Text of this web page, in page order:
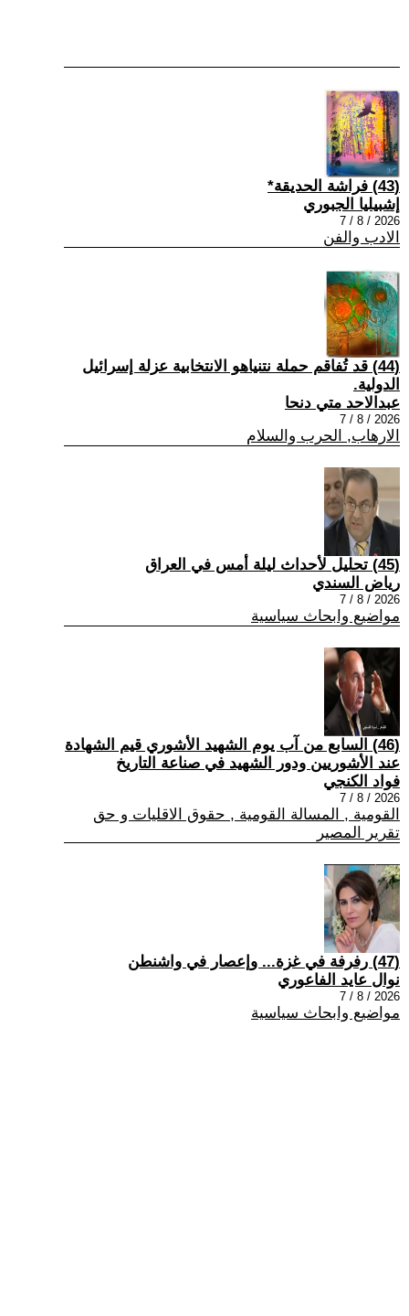
(43) فراشة الحديقة*
إشبيليا الجبوري
2026 / 8 / 7
الادب والفن
(44) قد تُفاقم حملة نتنياهو الانتخابية عزلة إسرائيل
الدولية.
عبدالاحد متي دنحا
2026 / 8 / 7
الارهاب, الحرب والسلام
(45) تحليل لأحداث ليلة أمس في العراق
رياض السندي
2026 / 8 / 7
مواضيع وابحاث سياسية
(46) السابع من آب يوم الشهيد الأشوري قيم الشهادة
عند الأشوريين ودور الشهيد في صناعة التاريخ
فواد الكنجي
2026 / 8 / 7
القومية , المسالة القومية , حقوق الاقليات و حق
تقرير المصير
(47) رفرفة في غزة... وإعصار في واشنطن
نوال عايد الفاعوري
2026 / 8 / 7
مواضيع وابحاث سياسية